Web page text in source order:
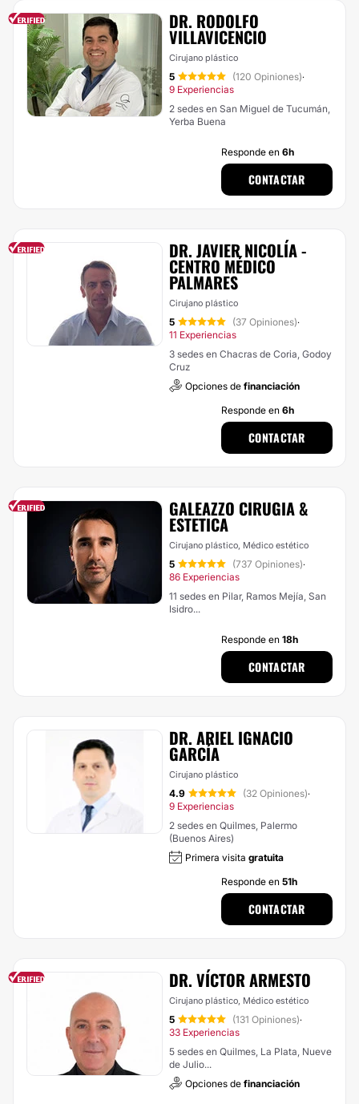
DR. RODOLFO
VILLAVICENCIO
Cirujano plástico
5 (120 Opiniones)·
9 Experiencias
2 sedes en San Miguel de Tucumán,
Yerba Buena
Responde en 6h
CONTACTAR
DR. JAVIER NICOLÍA -
CENTRO MÉDICO
PALMARES
Cirujano plástico
5 (37 Opiniones)·
11 Experiencias
3 sedes en Chacras de Coria, Godoy
Cruz
Opciones de financiación
Responde en 6h
CONTACTAR
GALEAZZO CIRUGIA &
ESTETICA
Cirujano plástico, Médico estético
5 (737 Opiniones)·
86 Experiencias
11 sedes en Pilar, Ramos Mejía, San
Isidro...
Responde en 18h
CONTACTAR
DR. ARIEL IGNACIO
GARCÍA
Cirujano plástico
4.9 (32 Opiniones)·
9 Experiencias
2 sedes en Quilmes, Palermo
(Buenos Aires)
Primera visita gratuita
Responde en 51h
CONTACTAR
DR. VÍCTOR ARMESTO
Cirujano plástico, Médico estético
5 (131 Opiniones)·
33 Experiencias
5 sedes en Quilmes, La Plata, Nueve
de Julio...
Opciones de financiación